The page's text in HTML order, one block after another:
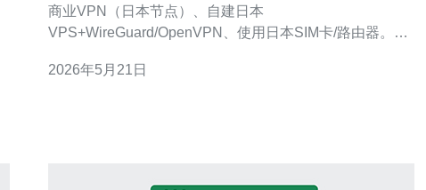
商业VPN（日本节点）、自建日本
VPS+WireGuard/OpenVPN、使用日本SIM卡/路由器。操
手机与路由器两种环境分别给出可执行的详细步骤与验证
2026年5月21日